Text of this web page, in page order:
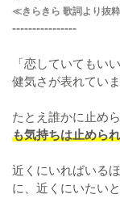
≪きらきら 歌詞より抜
----------------
「恋していてもい
健気さが表れていま
たとえ誰かに止め
も気持ちは止めら
近くにいればいる
に、近くにいたい